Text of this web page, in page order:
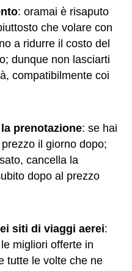
: oramai è risaputo
che volare con
a ridurre il costo del
dunque non lasciarti
compatibilmente coi
prenotazione: se hai
il giorno dopo;
cancella la
dopo al prezzo
siti di viaggi aerei:
migliori offerte in
tutte le volte che ne